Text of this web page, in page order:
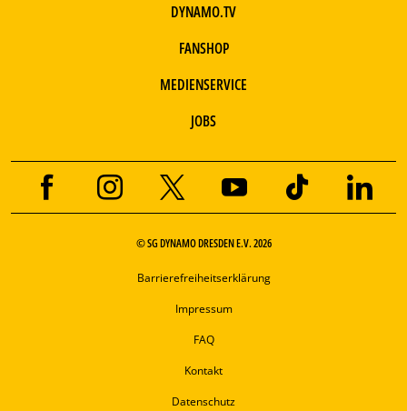
DYNAMO.TV
FANSHOP
MEDIENSERVICE
JOBS
© SG DYNAMO DRESDEN E.V. 2026
Barrierefreiheitserklärung
Impressum
FAQ
Kontakt
Datenschutz